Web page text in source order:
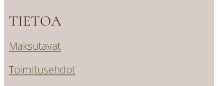
TIETOA
Maksutavat
Toimitusehdot